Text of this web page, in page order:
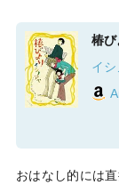
椿び
イ
おはなし的には